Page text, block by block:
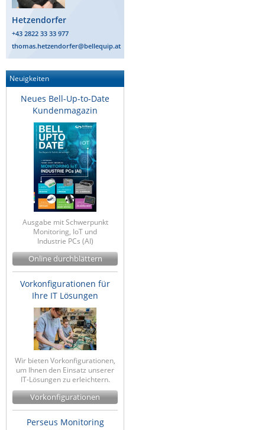
Siretta
SIRIO Antenne
Sunbird
Tactical Software
TEKTELIC
Teltonika
Unwired Networks
Vision
WATTECO
Westermo
Yuasa
ZPE Systems
News zu unseren Herstellern
Hetzendorfer
+43 2822 33 33 977
thomas.hetzendorfer@bellequip.at
Neuigkeiten
Neues Bell-Up-to-Date
Kundenmagazin
Ausgabe mit Schwerpunkt
Monitoring, IoT und
Industrie PCs (AI)
Online durchblättern
Vorkonfigurationen für
Ihre IT Lösungen
Wir bieten Vorkonfigurationen,
um Ihnen den Einsatz unserer
IT-Lösungen zu erleichtern.
Vorkonfigurationen
Perseus Monitoring